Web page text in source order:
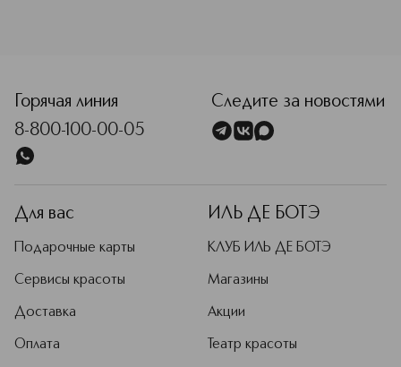
для разных типов и тонов кожи.
Подробнее
Горячая линия
8-800-100-00-05
Следите за новостями
Для вас
Подарочные карты
Сервисы красоты
Доставка
Оплата
ИЛЬ ДЕ БОТЭ
КЛУБ ИЛЬ ДЕ БОТЭ
Магазины
Акции
Театр красоты